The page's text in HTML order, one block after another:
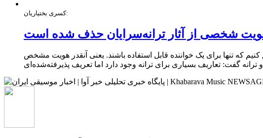
کسری بختیاریان:
هویت شخصی از آثار ترانه‌سرایان حذف شده است
که تنها برای یک خواننده قابل استفاده باشند. یعنی آنقدر هویت مشخص